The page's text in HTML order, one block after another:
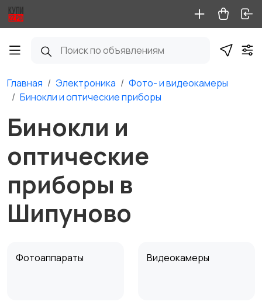
Главная Электроника
Фото- и видеокамеры
Бинокли и оптические приборы
Бинокли и
оптические
приборы в
Шипуново
Фотоаппараты Видеокамеры